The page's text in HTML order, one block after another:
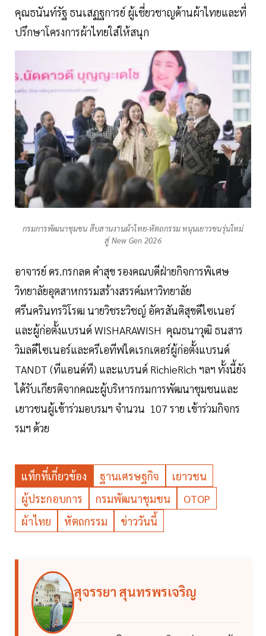
คุณธนันท์รัฐ ธนเสฏฐการย์ ผู้เชี่ยวชาญด้านผ้าไทยและที่
ปรึกษาโครงการผ้าไทยใส่ให้สนุก
กรมการพัฒนาชุมชน สืบสานงานผ้าไทย-หัตถกรรม หนุนเยาวชนรุ่นใหม่
สู่ New Gen 2026
อาจารย์ ดร.กรกลด คำสุข รองคณบดีฝ่ายกิจการพิเศษ
วิทยาลัยอุตสาหกรรมสร้างสรรค์มหาวิทยาลัย
ศรีนครินทรวิโรฒ นายวิชระวิชญ์ อัครสันติสุขดีไซเนอร์
และผู้ก่อตั้งแบรนด์ WISHARAWISH คุณธนาวุฒิ ธนสาร
วิมลดีไซเนอร์และครีเอทีฟไดเรกเตอร์ผู้ก่อตั้งแบรนด์
TANDT (ทีแอนด์ที) และแบรนด์ RichieRich ฯลฯ ทั้งนี้ยัง
ได้รับเกียรติจากคณะผู้บริหารกรมการพัฒนาชุมชนและ
เยาวชนผู้เข้าร่วมอบรมฯ จำนวน 107 ราย เข้าร่วมกิจกร
รมฯ ด้วย
แท็กที่เกี่ยวข้อง ฐานเศรษฐกิจ
เยาวชน
ผู้ประกอบการ
กรมพัฒนาชุมชน
OTOP
ผ้าไทย
หัตถกรรม ข่าววันนี้
สุจรรยา สุนทรพรเจริญ